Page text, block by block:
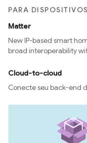
PARA DISPOSITIVOS
Matter
New IP-based smart
broad interoperability
Cloud-to-cloud
Conecte seu back-end